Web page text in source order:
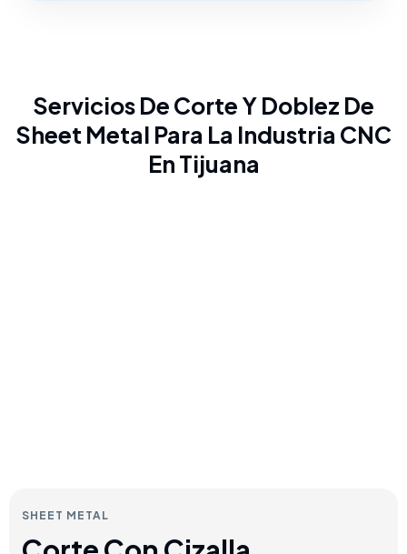
Servicios De Corte Y Doblez De
Sheet Metal Para La Industria CNC
En Tijuana
SHEET METAL